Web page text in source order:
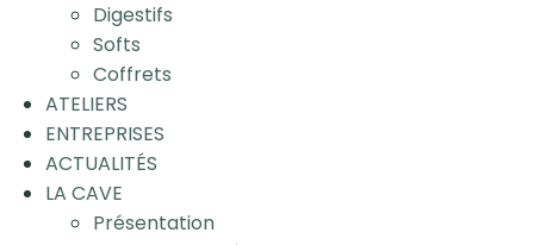
Digestifs
Softs
Coffrets
ATELIERS
ENTREPRISES
ACTUALITÉS
LA CAVE
Présentation